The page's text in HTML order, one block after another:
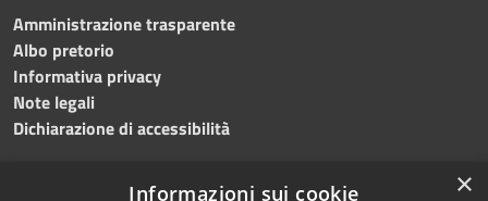
Amministrazione trasparente
Albo pretorio
Informativa privacy
Note legali
Dichiarazione di accessibilità
×
Informazioni sui cookie